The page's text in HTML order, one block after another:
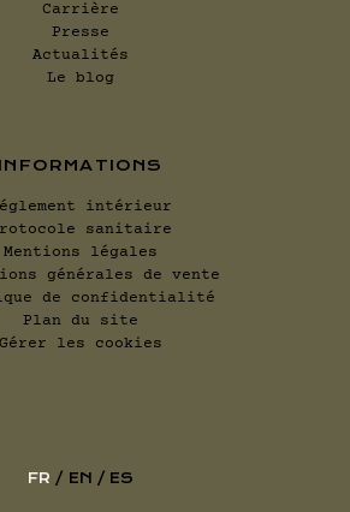
INFORMATIONS
intérieur
sanitaire
Mentions légales
générales de vente
de confidentialité
Plan du site
Gérer les cookies
Carrière
Presse
Actualités
Le blog
FR EN ES